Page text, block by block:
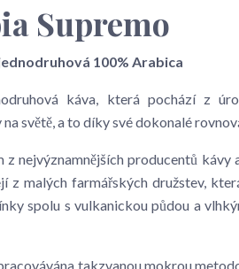
Supremo
100% Arabica
káva, která pochází z
světě, a to díky své dokonalé
z nejvýznamnějších producentů
z malých farmářských družstev,
spolu s vulkanickou půdou a
takzvanou mokrou